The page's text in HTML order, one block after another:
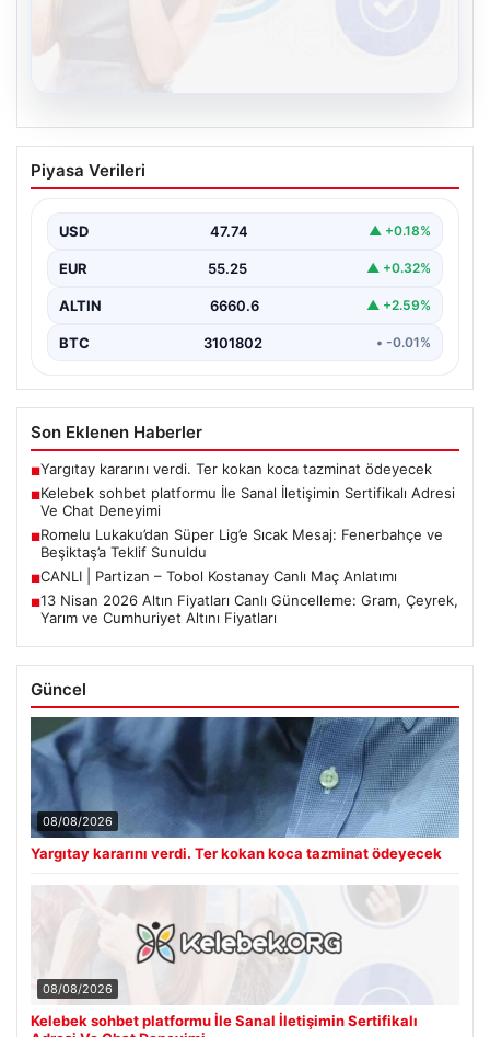
Kelebek sohbet platformu İle Sanal
İletişimin Sertifikalı Adresi Ve Chat
Sanal ortamında insanların güvenli bir biçimde iletişim
Piyasa Verileri
USD 47.74 ▲ +0.18%
EUR 55.25 ▲ +0.32%
ALTIN 6660.6 ▲ +2.59%
BTC 3101802 • -0.01%
Son Eklenen Haberler
■Yargıtay kararını verdi. Ter kokan koca tazminat ödeyecek
■Kelebek sohbet platformu İle Sanal İletişimin Sertifikalı Adresi
Ve Chat Deneyimi
■Romelu Lukaku’dan Süper Lig’e Sıcak Mesaj: Fenerbahçe ve
Beşiktaş’a Teklif Sunuldu
■CANLI | Partizan – Tobol Kostanay Canlı Maç Anlatımı
■13 Nisan 2026 Altın Fiyatları Canlı Güncelleme: Gram, Çeyrek,
Yarım ve Cumhuriyet Altını Fiyatları
Güncel
08/08/2026
Yargıtay kararını verdi. Ter kokan koca tazminat ödeyecek
08/08/2026
Kelebek sohbet platformu İle Sanal İletişimin Sertifikalı